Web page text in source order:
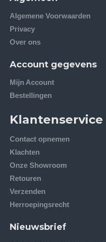
Algemene Voorwaarden
Privacy
Over ons
Account gegevens
Mijn Account
Bestellingen
Klantenservice
Contact opnemen
Klachten
Onze Showroom
Retouren
Verzenden
Herroepingsrecht
Nieuwsbrief